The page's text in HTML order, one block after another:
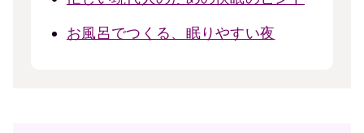
お風呂でつくる、眠りやすい夜